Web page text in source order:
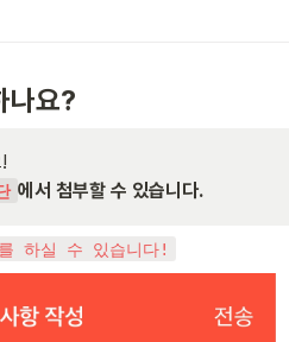
나요?
에서 첨부할 수 있습니다.
하실 수 있습니다!